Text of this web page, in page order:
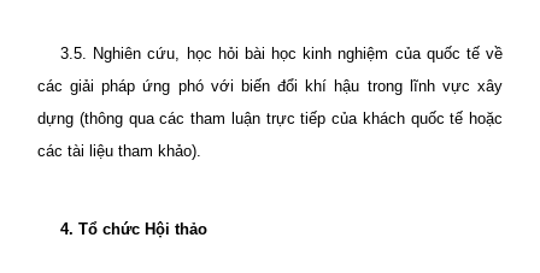
3.5. Nghiên cứu, học hỏi bài học kinh nghiệm của quốc tế về
các giải pháp ứng phó với biến đổi khí hậu trong lĩnh vực xây
dựng (thông qua các tham luận trực tiếp của khách quốc tế hoặc
các tài liệu tham khảo).
4. Tổ chức Hội thảo